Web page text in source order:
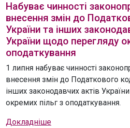
Набуває чинності
внесення змін до
України та інших
України щодо перегляду
оподаткування
1 липня набуває чинності
внесення змін до Податкового
інших законодавчих актів
окремих пільг з оподаткування.
Докладніше